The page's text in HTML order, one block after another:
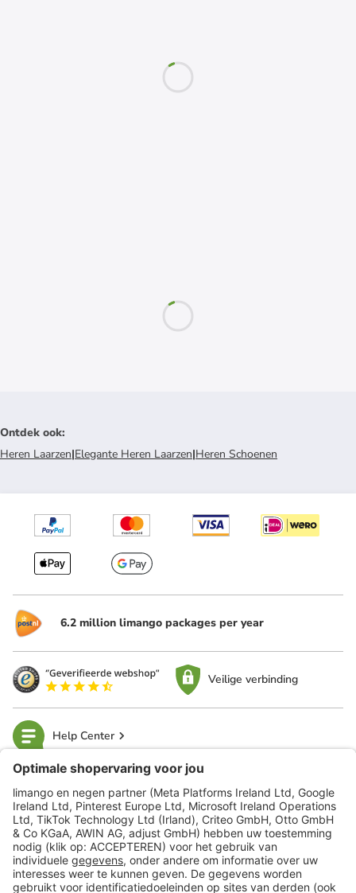
Ontdek ook:
Heren Laarzen|Elegante Heren Laarzen|Heren Schoenen
6.2 million limango packages per year
Veilige verbinding
Help Center
limango
Veilig winkelen
Klantenservice